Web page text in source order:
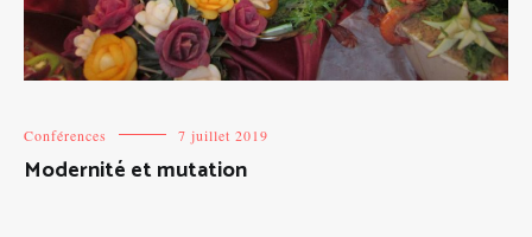
Conférences 7 juillet 2019
Modernité et mutation